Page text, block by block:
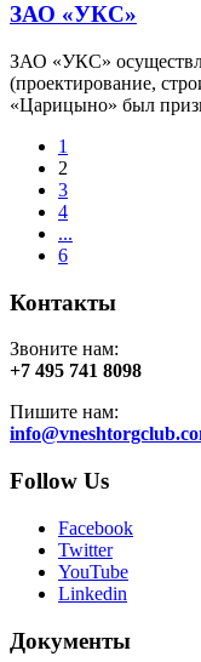
ЗАО «УКС»
ЗАО «УКС»
(проектирование,
«Царицыно» был
1
2
3
4
...
6
Контакты
Звоните нам:
+7 495 741 8098
Пишите нам:
Follow Us
Facebook
Twitter
YouTube
Linkedin
Документы